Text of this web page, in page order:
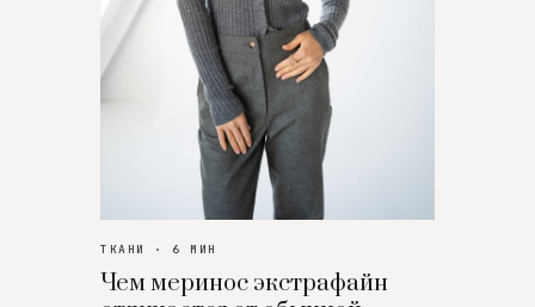
ТКАНИ · 6 МИН
Чем меринос экстрафайн